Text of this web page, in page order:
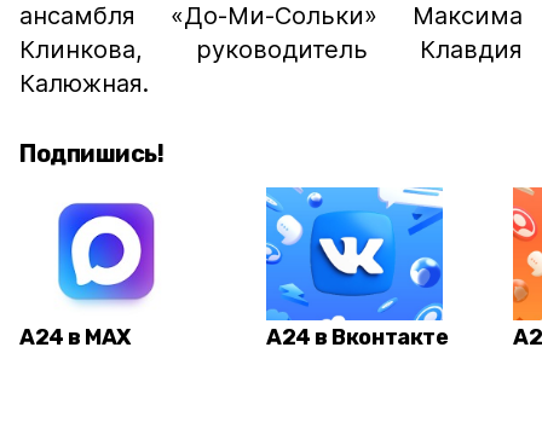
ансамбля «До-Ми-Сольки» Максима
Клинкова, руководитель Клавдия
Калюжная.
Подпишись!
А24 в MAX А24 в Вконтакте